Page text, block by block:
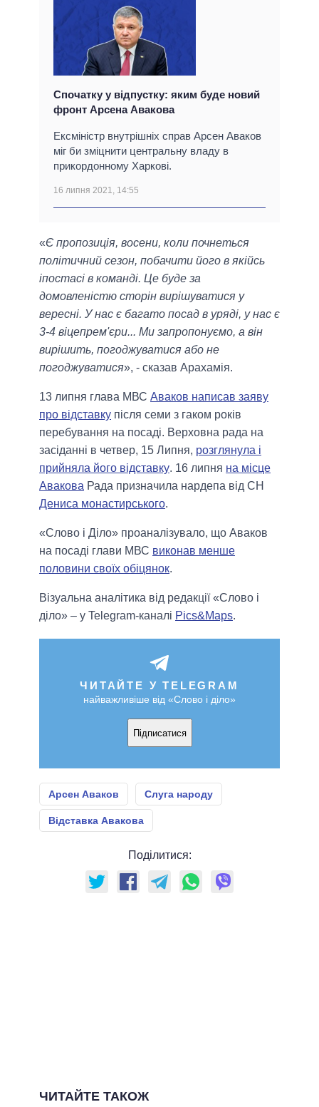
Спочатку у відпустку: яким буде новий
фронт Арсена Авакова
Ексміністр внутрішніх справ Арсен Аваков
міг би зміцнити центральну владу в
прикордонному Харкові.
16 липня 2021, 14:55
«Є пропозиція, восени, коли почнеться
політичний сезон, побачити його в якійсь
іпостасі в команді. Це буде за
домовленістю сторін вирішуватися у
вересні. У нас є багато посад в уряді, у нас є
3-4 віцепрем'єри... Ми запропонуємо, а він
вирішить, погоджуватися або не
погоджуватися», - сказав Арахамія.
13 липня глава МВС Аваков написав заяву
про відставку після семи з гаком років
перебування на посаді. Верховна рада на
засіданні в четвер, 15 Липня, розглянула і
прийняла його відставку. 16 липня на місце
Авакова Рада призначила нардепа від СН
Дениса монастирського.
«Слово і Діло» проаналізувало, що Аваков
на посаді глави МВС виконав менше
половини своїх обіцянок.
Візуальна аналітика від редакції «Слово і
діло» – у Telegram-каналі Pics&Maps.
ЧИТАЙТЕ У TELEGRAM
найважливіше від «Слово і діло»
Підписатися
Арсен Аваков Слуга народу
Відставка Авакова
Поділитися:
ЧИТАЙТЕ ТАКОЖ